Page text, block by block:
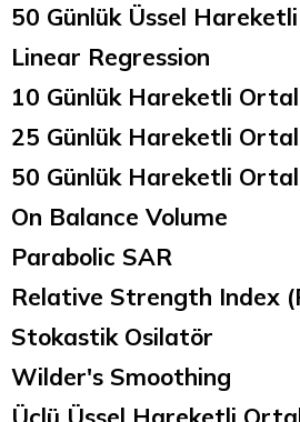
50 Günlük Üssel
Linear Regression
10 Günlük Hareketli
25 Günlük Hareketli
50 Günlük Hareketli
On Balance Volume
Parabolic SAR
Relative Strength Index
Stokastik Osilatör
Wilder's Smoothing
Üçlü Üssel Hareketli